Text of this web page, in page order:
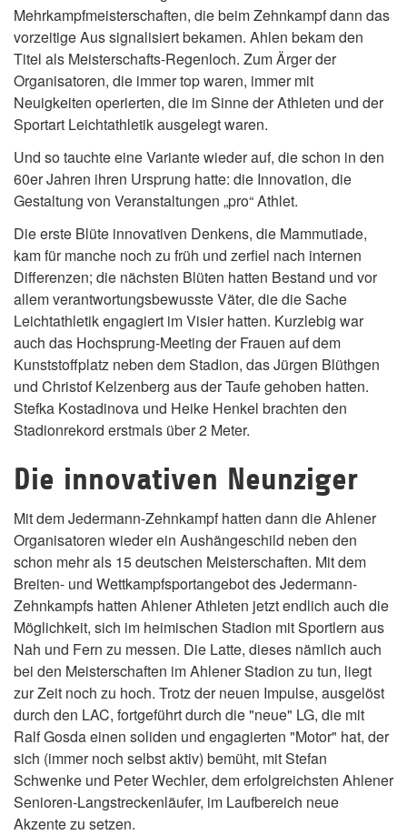
Mehrkampfmeisterschaften, die beim Zehnkampf dann das
vorzeitige Aus signalisiert bekamen. Ahlen bekam den
Titel als Meisterschafts-Regenloch. Zum Ärger der
Organisatoren, die immer top waren, immer mit
Neuigkeiten operierten, die im Sinne der Athleten und der
Sportart Leichtathletik ausgelegt waren.
Und so tauchte eine Variante wieder auf, die schon in den
60er Jahren ihren Ursprung hatte: die Innovation, die
Gestaltung von Veranstaltungen „pro“ Athlet.
Die erste Blüte innovativen Denkens, die Mammutiade,
kam für manche noch zu früh und zerfiel nach internen
Differenzen; die nächsten Blüten hatten Bestand und vor
allem verantwortungsbewusste Väter, die die Sache
Leichtathletik engagiert im Visier hatten. Kurzlebig war
auch das Hochsprung-Meeting der Frauen auf dem
Kunststoffplatz neben dem Stadion, das Jürgen Blüthgen
und Christof Kelzenberg aus der Taufe gehoben hatten.
Stefka Kostadinova und Heike Henkel brachten den
Stadionrekord erstmals über 2 Meter.
Die innovativen Neunziger
Mit dem Jedermann-Zehnkampf hatten dann die Ahlener
Organisatoren wieder ein Aushängeschild neben den
schon mehr als 15 deutschen Meisterschaften. Mit dem
Breiten- und Wettkampfsportangebot des Jedermann-
Zehnkampfs hatten Ahlener Athleten jetzt endlich auch die
Möglichkeit, sich im heimischen Stadion mit Sportlern aus
Nah und Fern zu messen. Die Latte, dieses nämlich auch
bei den Meisterschaften im Ahlener Stadion zu tun, liegt
zur Zeit noch zu hoch. Trotz der neuen Impulse, ausgelöst
durch den LAC, fortgeführt durch die "neue" LG, die mit
Ralf Gosda einen soliden und engagierten "Motor" hat, der
sich (immer noch selbst aktiv) bemüht, mit Stefan
Schwenke und Peter Wechler, dem erfolgreichsten Ahlener
Senioren-Langstreckenläufer, im Laufbereich neue
Akzente zu setzen.